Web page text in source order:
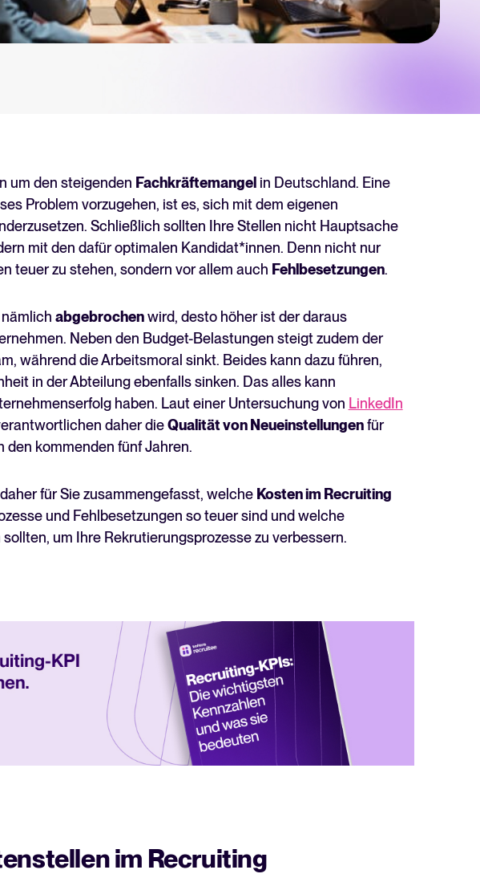
Recruitee ROI-Rechner
Recruiting per WhatsApp: So
geht's smart
Lesen
um den steigenden Fachkräftemangel in Deutschland. Eine
Problem vorzugehen, ist es, sich mit dem eigenen
Schließlich sollten Ihre Stellen nicht Hauptsache
mit den dafür optimalen Kandidat*innen. Denn nicht nur
teuer zu stehen, sondern vor allem auch Fehlbesetzungen.
abgebrochenwird, desto höher ist der daraus
Neben den Budget-Belastungen steigt zudem der
während die Arbeitsmoral sinkt. Beides kann dazu führen,
in der Abteilung ebenfalls sinken. Das alles kann
haben. Laut einer Untersuchung von LinkedIn
daher dieQualität von Neueinstellungenfür
kommenden fünf Jahren.
für Sie zusammengefasst, welche Kosten im Recruiting
und Fehlbesetzungen so teuer sind und welche
um Ihre Rekrutierungsprozesse zu verbessern.
im Recruiting